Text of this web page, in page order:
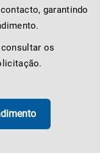
garantindo
os